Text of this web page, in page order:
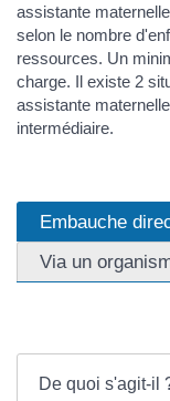
assistante
selon le nombre
ressources. Un
charge. Il existe 2
assistante
intermédiaire.
Embauche
Via un
De quoi s'agit-il